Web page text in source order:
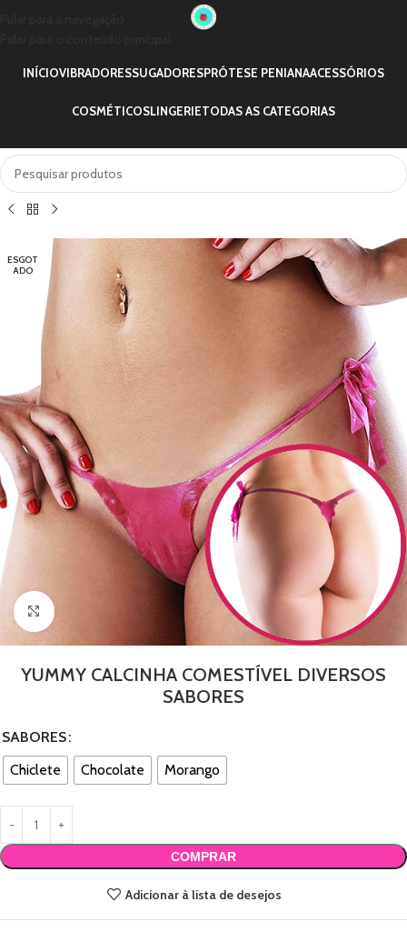
INÍCIOVIBRADORESSUGADORESPRÓTESE PENIANAACESSÓRIOS
COSMÉTICOSLINGERIETODAS AS CATEGORIAS
ESGOT
ADO
Clique para ampliar
YUMMY CALCINHA COMESTÍVEL DIVERSOS
SABORES
SABORES
Chiclete
Chocolate Morango
COMPRAR
Adicionar à lista de desejos